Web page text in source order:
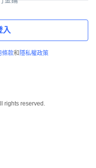
入
條款和 隱私權政策
rights reserved.